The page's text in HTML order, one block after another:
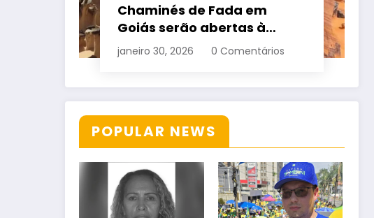
Chaminés de Fada em
Goiás serão abertas à
visitação controlada
janeiro 30, 2026 0 Comentários
POPULAR NEWS